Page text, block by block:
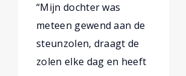
“Mijn dochter was
meteen gewend aan de
steunzolen, draagt de
zolen elke dag en heeft